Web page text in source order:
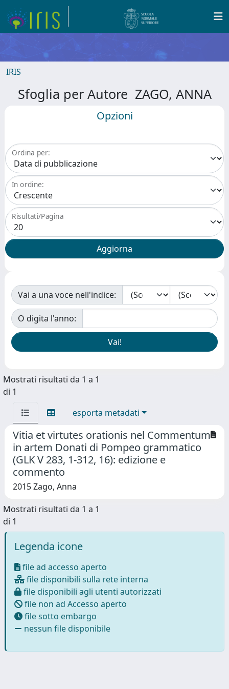
IRIS
Sfoglia per Autore ZAGO, ANNA
Opzioni
Ordina per:
In ordine:
Risultati/Pagina
Vai a una voce nell'indice:
O digita l'anno:
Mostrati risultati da 1 a 1
di 1
esporta metadati
Vitia et virtutes orationis nel Commentum
in artem Donati di Pompeo grammatico
(GLK V 283, 1-312, 16): edizione e
commento
2015 Zago, Anna
Mostrati risultati da 1 a 1
di 1
Legenda icone
file ad accesso aperto
file disponibili sulla rete interna
file disponibili agli utenti autorizzati
file non ad Accesso aperto
file sotto embargo
nessun file disponibile